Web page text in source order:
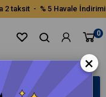
2 taksit - % 5 Havale İndirimi
0
×